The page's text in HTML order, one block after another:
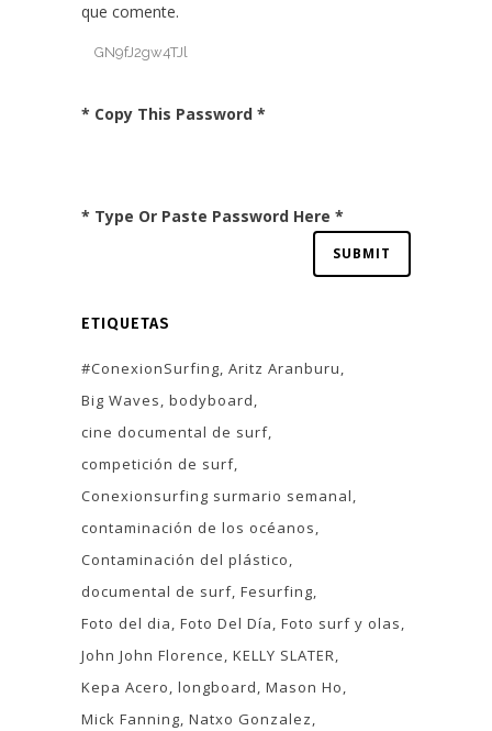
que comente.
* Copy This Password *
* Type Or Paste Password Here *
ETIQUETAS
#ConexionSurfing Aritz Aranburu
Big Waves bodyboard
cine documental de surf
competición de surf
Conexionsurfing surmario semanal
contaminación de los océanos
Contaminación del plástico
documental de surf Fesurfing
Foto del dia Foto Del Día Foto surf y olas
John John Florence KELLY SLATER
Kepa Acero longboard Mason Ho
Mick Fanning Natxo Gonzalez